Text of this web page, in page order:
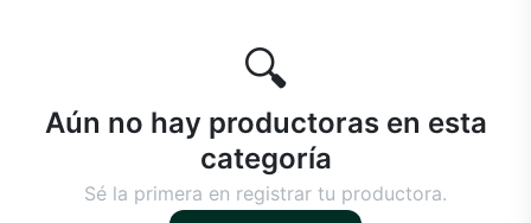
🔍
Aún no hay productoras en esta
categoría
Sé la primera en registrar tu productora.